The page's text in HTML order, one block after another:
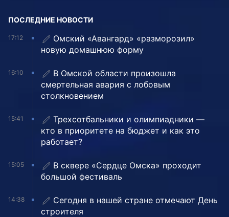
ПОСЛЕДНИЕ НОВОСТИ
17:12
Омский «Авангард» «разморозил»
новую домашнюю форму
16:10
В Омской области произошла
смертельная авария с лобовым
столкновением
15:41
Трехсотбальники и олимпиадники —
кто в приоритете на бюджет и как это
работает?
15:05
В сквере «Сердце Омска» проходит
большой фестиваль
14:38
Сегодня в нашей стране отмечают День
строителя